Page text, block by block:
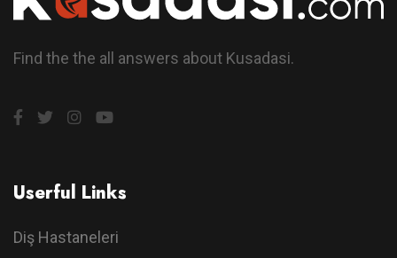
Find the the all answers about Kusadasi.
Userful Links
Diş Hastaneleri